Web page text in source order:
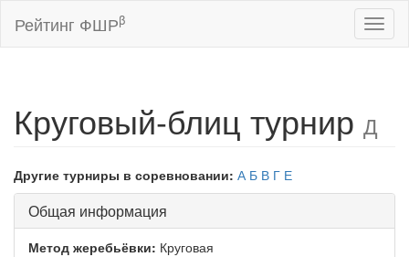
Рейтинг ФШРβ
Круговый-блиц турнир Д
Другие турниры в соревновании: А Б В Г Е
Общая информация
Метод жеребьёвки: Круговая